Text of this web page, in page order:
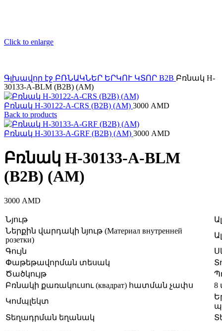
Click to enlarge
Գլխավոր էջ ԲՌՆԱԿՆԵՐ ԵՐԿՈՒ ԿՏՈՐ B2B Բռնակ H-
30133-A-BLM (B2B) (AM)
Բռնակ H-30122-A-CRS (B2B) (AM) 3000 AMD
Back to products
Բռնակ H-30133-A-GRF (B2B) (AM) 3000 AMD
Բռնակ H-30133-A-BLM
(B2B) (AM)
3000 AMD
Նյութ
Ներքին վարդակի նյութ (Материал внутренней
розетки)
Գույն
Փաթեթավորման տեսակ
Ծածկույթ
Բռնակի քառակուսու (квадрат) հատման չափս
8
Կոմպլեկտ
Տեղադրման եղանակ